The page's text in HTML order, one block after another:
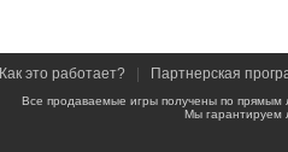
Как это работает? Партнерская
Все продаваемые игры получены по
Мы гарантируем